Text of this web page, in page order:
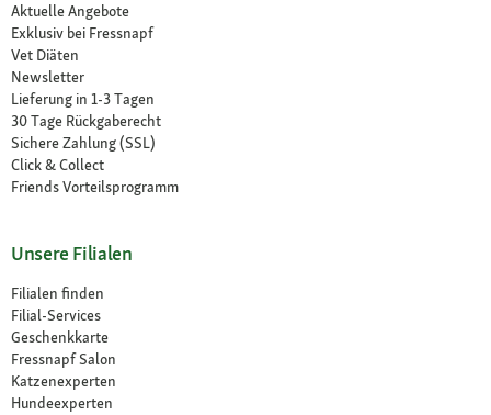
Aktuelle Angebote
Exklusiv bei Fressnapf
Vet Diäten
Newsletter
Lieferung in 1-3 Tagen
30 Tage Rückgaberecht
Sichere Zahlung (SSL)
Click & Collect
Friends Vorteilsprogramm
Unsere Filialen
Filialen finden
Filial-Services
Geschenkkarte
Fressnapf Salon
Katzenexperten
Hundeexperten